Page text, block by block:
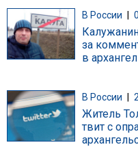
В России
за
в
В России
Житель
твит с